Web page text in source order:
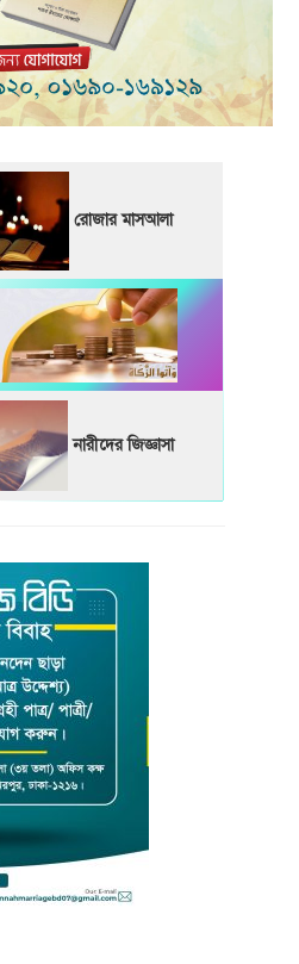
রোজার মাসআলা
নারীদের জিজ্ঞাসা